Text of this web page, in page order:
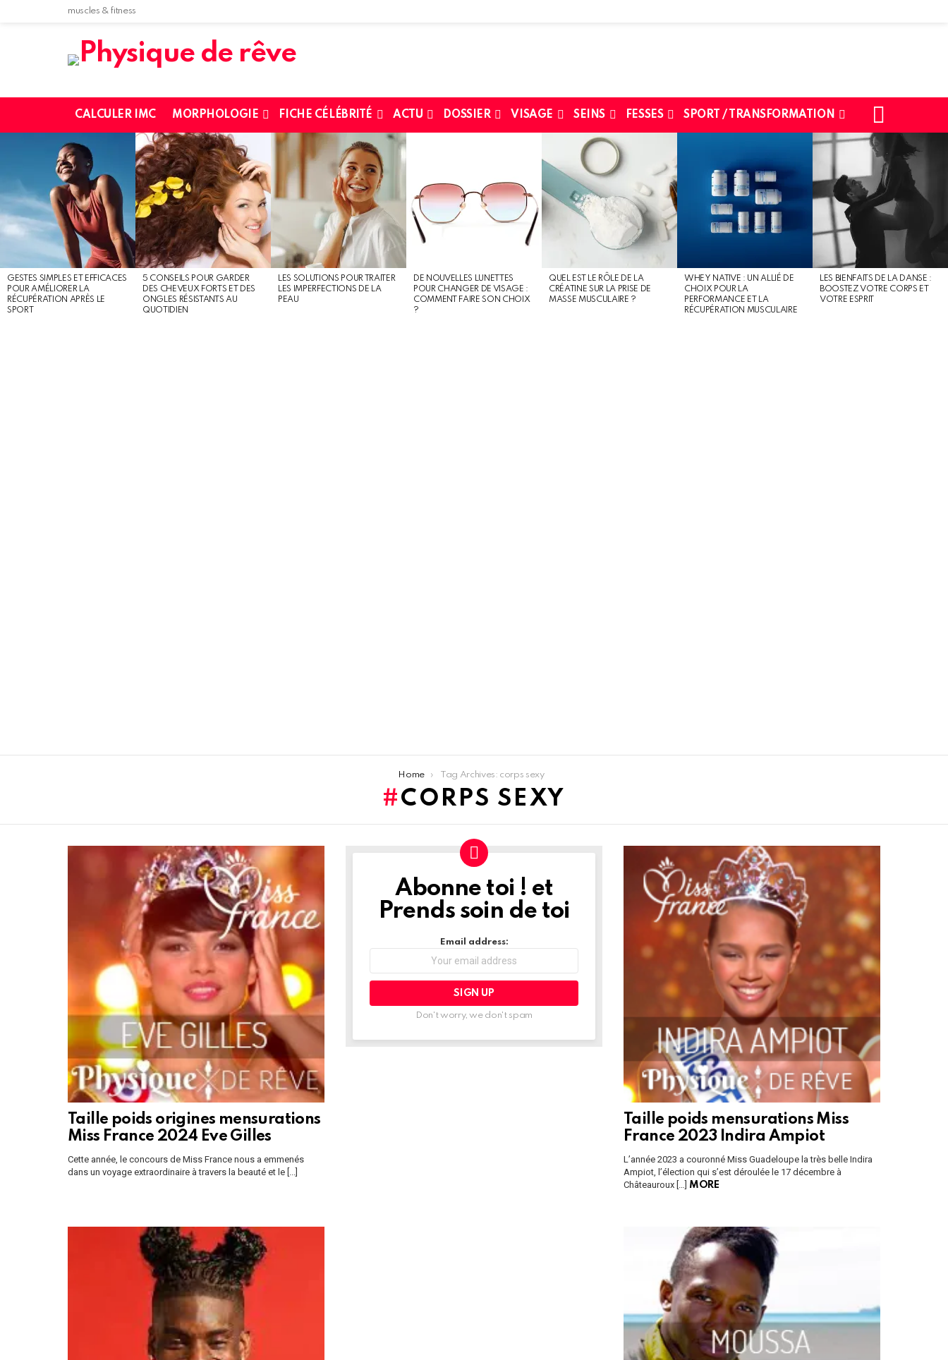
muscles & fitness
CALCULER IMC MORPHOLOGIE FICHE CÉLÉBRITÉ ACTU DOSSIER VISAGE SEINS FESSES SPORT / TRANSFORMATION
GESTES SIMPLES ET EFFICACES
POUR AMÉLIORER LA
RÉCUPÉRATION APRÈS LE
SPORT
5 CONSEILS POUR GARDER
DES CHEVEUX FORTS ET DES
ONGLES RÉSISTANTS AU
QUOTIDIEN
LES SOLUTIONS POUR TRAITER
LES IMPERFECTIONS DE LA
PEAU
DE NOUVELLES LUNETTES
POUR CHANGER DE VISAGE :
COMMENT FAIRE SON CHOIX
?
QUEL EST LE RÔLE DE LA
CRÉATINE SUR LA PRISE DE
MASSE MUSCULAIRE ?
WHEY NATIVE : UN ALLIÉ DE
CHOIX POUR LA
PERFORMANCE ET LA
RÉCUPÉRATION MUSCULAIRE
LES BIENFAITS DE LA DANSE :
BOOSTEZ VOTRE CORPS ET
VOTRE ESPRIT
Home Tag Archives: corps sexy
CORPS SEXY
Taille poids origines mensurations
Miss France 2024 Eve Gilles
Cette année, le concours de Miss France nous a emmenés
dans un voyage extraordinaire à travers la beauté et le [...]
NEWSLETTER
Abonne toi ! et
Prends soin de toi
Email address:
Don't worry, we don't spam
Taille poids mensurations Miss
France 2023 Indira Ampiot
L’année 2023 a couronné Miss Guadeloupe la très belle Indira
Ampiot, l’élection qui s’est déroulée le 17 décembre à
Châteauroux […] MORE